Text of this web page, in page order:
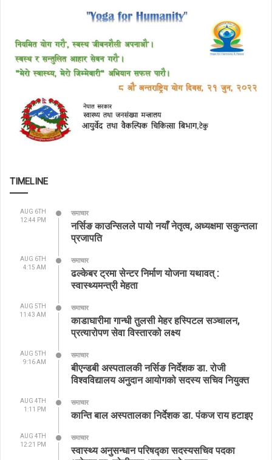
TIMELINE
AUG 6TH
12:44 PM
समाचार
नर्सिङ काउन्सिलले पायो नयाँ नेतृत्व, अध्यक्षमा सकुन्तला
प्रजापति
AUG 6TH
4:15 AM
समाचार
ढल्केबर ट्रमा सेन्टर निर्माण योजना यथावत् :
स्वास्थ्यमन्त्री मेहता
AUG 5TH
11:43 AM
समाचार
काडाघारीमा गान्धी तुलसी मेहर हस्पिटल सञ्चालन,
प्रत्यारोपण सेवा विस्तारको लक्ष्य
AUG 5TH
9:16 AM
समाचार
बीएन्डबी अस्पतालकी नर्सिङ निर्देशक डा. रोजी
विश्वविद्यालय अनुदान आयोगको सदस्य सचिव नियुक्त
AUG 4TH
1:11 PM
समाचार
कान्ति बाल अस्पतालका निर्देशक डा. पंकज राय हटाइए
AUG 4TH
12:21 PM
समाचार
स्वास्थ्य अनुसन्धान परिषद्का सदस्यसचिव पदका